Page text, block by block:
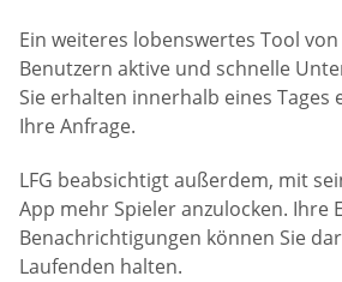
Ein weiteres lobenswertes Tool von
Benutzern aktive und schnelle
Sie erhalten innerhalb eines Tages
Ihre Anfrage.
LFG beabsichtigt außerdem, mit
App mehr Spieler anzulocken. Ihre
Benachrichtigungen können Sie
Laufenden halten.